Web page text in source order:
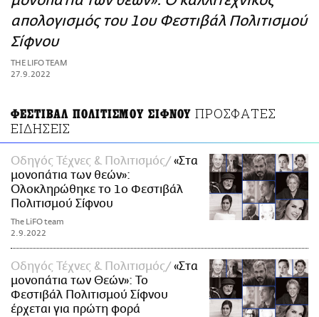
ΑΜΠΑ
PRINT
απολογισμός του 1ου Φεστιβάλ Πολιτισμού
Σίφνου
THE LIFO TEAM
27.9.2022
ΦΕΣΤΙΒΑΛ ΠΟΛΙΤΙΣΜΟΥ ΣΙΦΝΟΥ ΠΡΟΣΦΑΤΕΣ
ΕΙΔΗΣΕΙΣ
Οδηγός Τέχνες & Πολιτισμός
«Στα
μονοπάτια των θεών»:
Ολοκληρώθηκε το 1ο Φεστιβάλ
Πολιτισμού Σίφνου
The LiFO team
2.9.2022
Οδηγός Τέχνες & Πολιτισμός
«Στα
μονοπάτια των Θεών»: Το
Φεστιβάλ Πολιτισμού Σίφνου
έρχεται για πρώτη φορά